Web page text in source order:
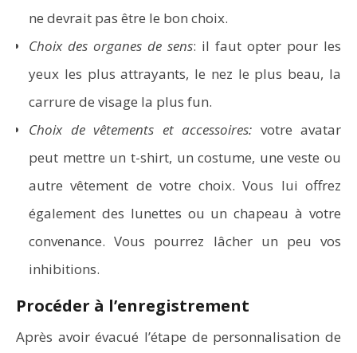
ne devrait pas être le bon choix.
Choix des organes de sens: il faut opter pour les
yeux les plus attrayants, le nez le plus beau, la
carrure de visage la plus fun.
Choix de vêtements et accessoires: votre avatar
peut mettre un t-shirt, un costume, une veste ou
autre vêtement de votre choix. Vous lui offrez
également des lunettes ou un chapeau à votre
convenance. Vous pourrez lâcher un peu vos
inhibitions.
Procéder à l’enregistrement
Après avoir évacué l’étape de personnalisation de